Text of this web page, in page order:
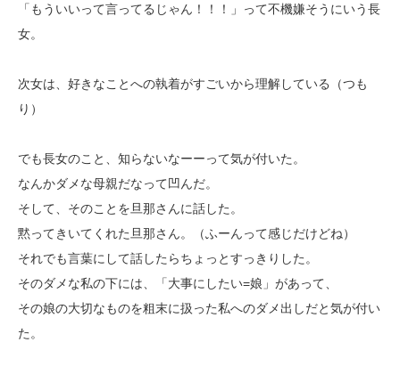
「もういいって言ってるじゃん！！！」って不機嫌そうにいう長
女。
次女は、好きなことへの執着がすごいから理解している（つも
り）
でも長女のこと、知らないなーーって気が付いた。
なんかダメな母親だなって凹んだ。
そして、そのことを旦那さんに話した。
黙ってきいてくれた旦那さん。（ふーんって感じだけどね）
それでも言葉にして話したらちょっとすっきりした。
そのダメな私の下には、「大事にしたい=娘」があって、
その娘の大切なものを粗末に扱った私へのダメ出しだと気が付い
た。